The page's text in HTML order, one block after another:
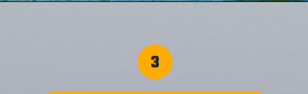
3